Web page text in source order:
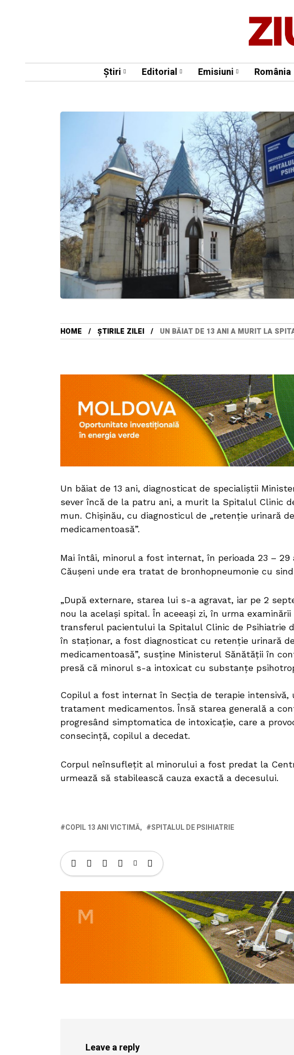
Știri Editorial Emisiuni România
HOME ȘTIRILE ZILEI UN BĂIAT DE 13 ANI A MURIT LA
Un băiat de 13 ani, diagnosticat de specialiștii
sever încă de la patru ani, a murit la Spitalul Clinic
mun. Chișinău, cu diagnosticul de „retenție urinară
medicamentoasă”.
Mai întâi, minorul a fost internat, în perioada 23 –
Căușeni unde era tratat de bronhopneumonie cu
„După externare, starea lui s-a agravat, iar pe 2
nou la același spital. În aceeași zi, în urma
transferul pacientului la Spitalul Clinic de Psihiatrie
în staționar, a fost diagnosticat cu retenție urinară
medicamentoasă”, susține Ministerul Sănătății în
presă că minorul s-a intoxicat cu substanțe
Copilul a fost internat în Secția de terapie
tratament medicamentos. Însă starea generală a
progresând simptomatica de intoxicație, care a
consecință, copilul a decedat.
Corpul neînsuflețit al minorului a fost predat la
urmează să stabilească cauza exactă a decesului.
COPIL 13 ANI VICTIMĂ SPITALUL DE PSIHIATRIE
Leave a reply